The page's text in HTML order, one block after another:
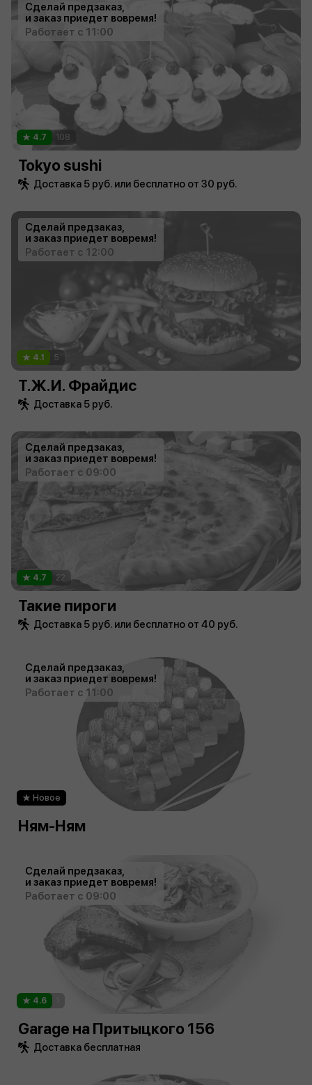
Сделай предзаказ,
и заказ приедет вовремя!
Работает с 11:00
4.7 108
Tokyo sushi
Доставка 5 руб. или бесплатно от 30 руб.
Сделай предзаказ,
и заказ приедет вовремя!
Работает с 12:00
4.1 5
Т.Ж.И. Фрайдис
Доставка 5 руб.
Сделай предзаказ,
и заказ приедет вовремя!
Работает с 09:00
4.7 22
Такие пироги
Доставка 5 руб. или бесплатно от 40 руб.
Сделай предзаказ,
и заказ приедет вовремя!
Работает с 11:00
Новое
Ням-Ням
Сделай предзаказ,
и заказ приедет вовремя!
Работает с 09:00
4.6
Garage на Притыцкого 156
Доставка бесплатная